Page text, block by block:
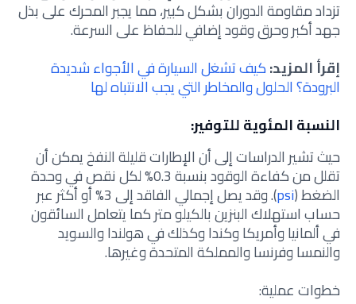
تزداد مقاومة الدوران بشكل كبير، مما يجبر المحرك على بذل
جهد أكبر وحرق وقود إضافي للحفاظ على السرعة.
إقرأ المزيد:كيف تشغل السيارة في الأجواء شديدة
البرودة؟ الحلول والمخاطر التي يجب الانتباه لها
النسبة المئوية للتوفير:
حيث تشير الدراسات إلى أن الإطارات قليلة النفخ يمكن أن
تقلل من كفاءة الوقود بنسبة 0.3% لكل نقص في وحدة
الضغط (psi ). وقد يصل إجمالي الفاقد إلى 3% أو أكثر عبر
حساب استهلاك البنزين بالكيلو متر كما يتعامل السائقون
في ألمانيا وأمريكا وكندا وكذلك في هولندا والسويد
والنمسا وفرنسا والمملكة المتحدة وغيرها.
خطوات عملية: